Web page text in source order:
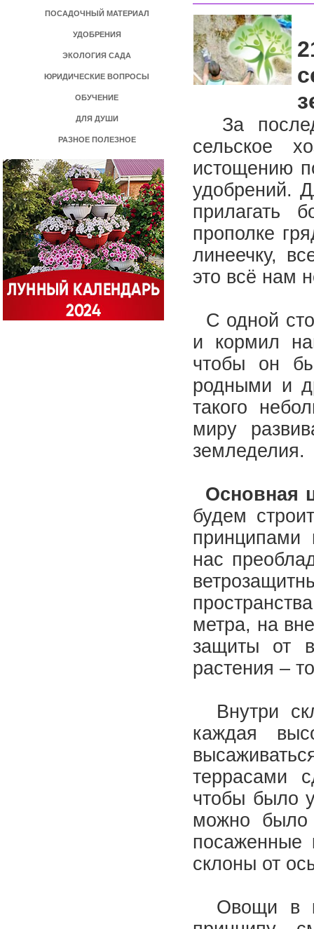
ПОСАДОЧНЫЙ МАТЕРИАЛ
УДОБРЕНИЯ
ЭКОЛОГИЯ САДА
ЮРИДИЧЕСКИЕ ВОПРОСЫ
ОБУЧЕНИЕ
ДЛЯ ДУШИ
РАЗНОЕ ПОЛЕЗНОЕ
За
сельское
истощению
удобрений.
прилагать
прополке
линеечку,
это всё нам
С одной
и кормил
чтобы он
родными и
такого
миру
земледелия.
Основная
будем
принципами
нас
метра, на
защиты от
растения –
Внутри
каждая
террасами
чтобы было
можно было
посаженные
склоны от
Овощи в